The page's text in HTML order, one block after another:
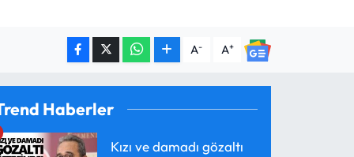
A- A+
Haberler
Kızı ve damadı gözaltı